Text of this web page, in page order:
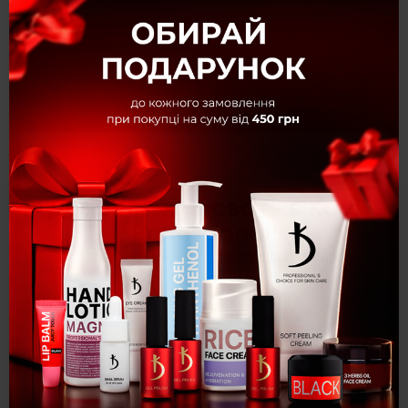
×
Добро пожаловать в Kodi
Professional!
Выберите язык для комфортных
покупок:
Укр Рус Eng
Описание
Клей для наращивания ресниц и бровей Luxury Touch, 3 г
Клей для наращивания ресниц и бровей Luxury